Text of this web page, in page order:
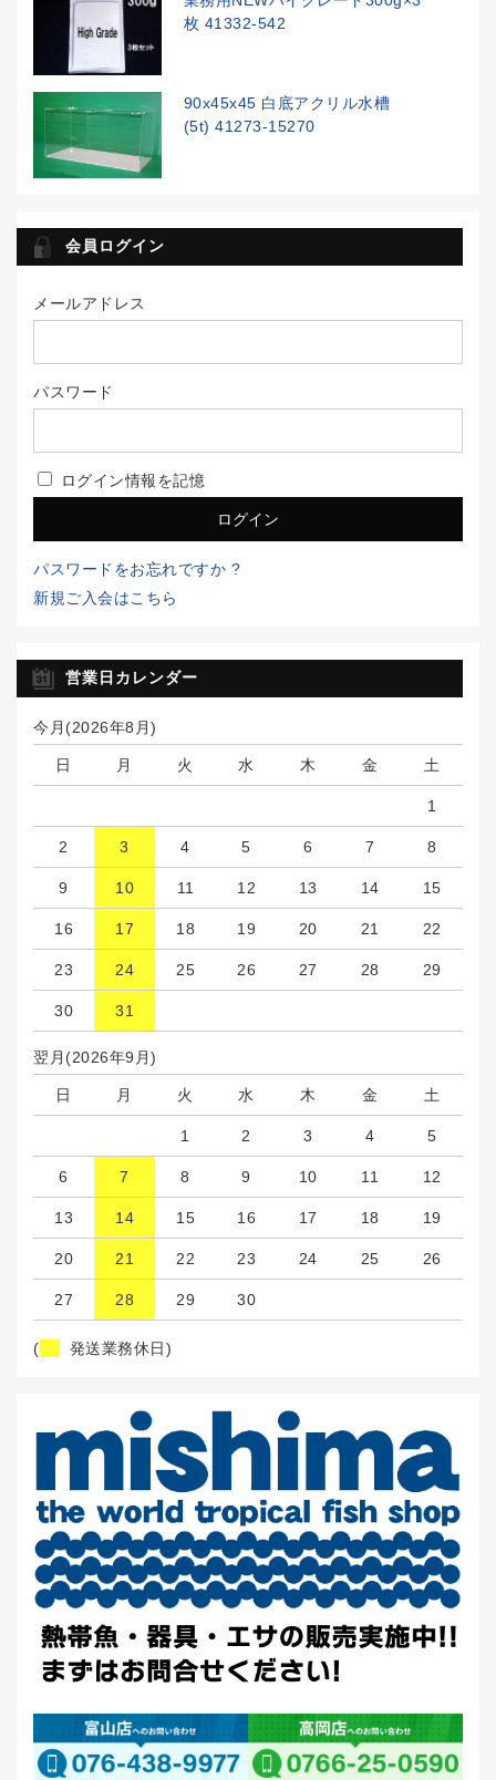
枚 41332-542
90x45x45 白底アクリル水槽
(5t) 41273-15270
会員ログイン
メールアドレス
パスワード
ログイン情報を記憶
パスワードをお忘れですか ?
新規ご入会はこちら
営業日カレンダー
今月(2026年8月)
日 月 火 水 木 金 土
1
2 3 4 5 6 7 8
9 10 11 12 13 14 15
16 17 18 19 20 21 22
23 24 25 26 27 28 29
30 31
翌月(2026年9月)
日 月 火 水 木 金 土
1 2 3 4 5
6 7 8 9 10 11 12
13 14 15 16 17 18 19
20 21 22 23 24 25 26
27 28 29 30
( 発送業務休日)